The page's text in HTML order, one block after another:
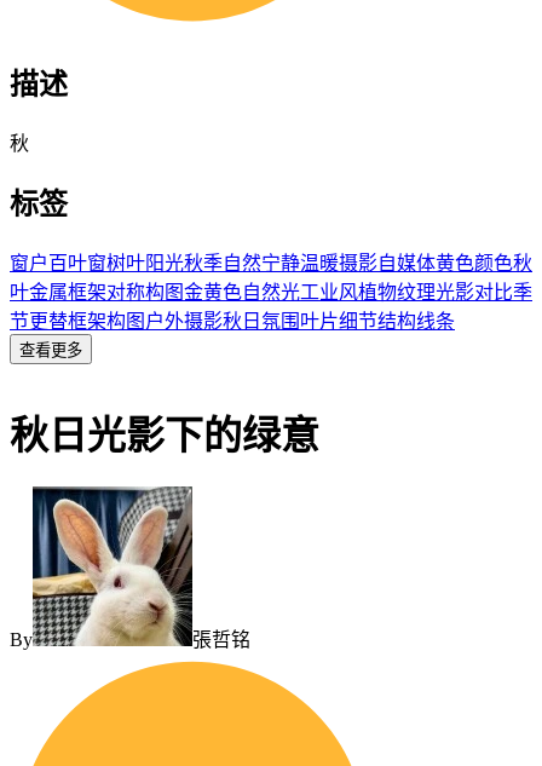
描述
秋
标签
窗户百叶窗树叶阳光秋季自然宁静温暖摄影自媒体黄色颜色秋
叶金属框架对称构图金黄色自然光工业风植物纹理光影对比季
节更替框架构图 户外摄影秋日氛围 叶片细节结构线条
查看更多
秋日光影下的绿意
By 張哲铭